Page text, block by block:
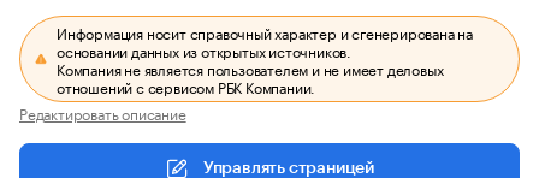
Информация носит справочный характер и сгенерирована на
основании данных из открытых источников.
Компания не является пользователем и не имеет деловых
отношений с сервисом РБК Компании.
Редактировать описание
Управлять страницей